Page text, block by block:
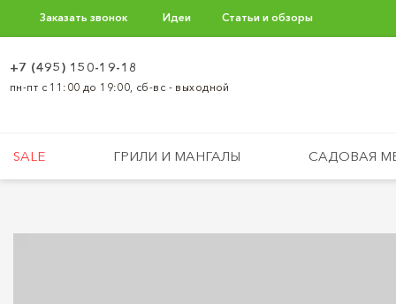
Заказать звонок Идеи Статьи и обзоры
+7 (495) 150-19-18
пн-пт с 11:00 до 19:00, сб-вс - выходной
SALE ГРИЛИ И МАНГАЛЫ САДОВАЯ